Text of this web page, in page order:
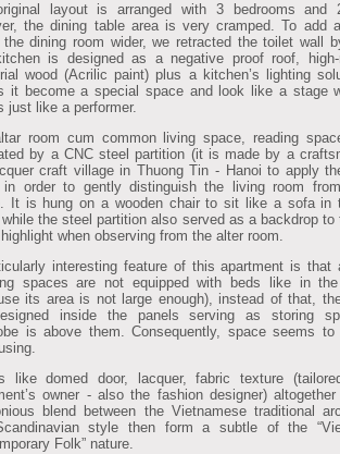
layout is arranged with 3 bedrooms and
the dining table area is very cramped. To add
the dining room wider, we retracted the toilet wall
is designed as a negative proof roof, high-
wood (Acrilic paint) plus a kitchen’s lighting
it become a special space and look like a stage
just like a performer.
room cum common living space, reading
by a CNC steel partition (it is made by a
craft village in Thuong Tin - Hanoi to apply
in order to gently distinguish the living room
It is hung on a wooden chair to sit like a sofa in
while the steel partition also served as a backdrop to
when observing from the alter room.
interesting feature of this apartment is that
spaces are not equipped with beds like in
its area is not large enough), instead of that,
inside the panels serving as storing
is above them. Consequently, space seems to
like domed door, lacquer, fabric texture
owner - also the fashion designer)
blend between the Vietnamese traditional
style then form a subtle of the
Folk” nature.